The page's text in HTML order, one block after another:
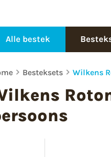
Alle bestek
Besteksets Wilkens